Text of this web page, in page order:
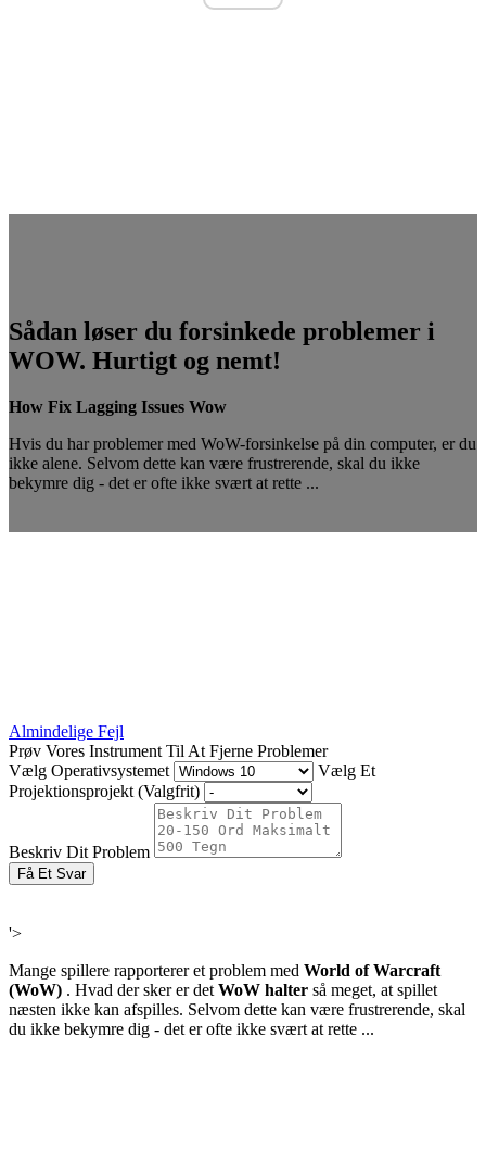
Sådan løser du forsinkede problemer i
WOW. Hurtigt og nemt!
How Fix Lagging Issues Wow
Hvis du har problemer med WoW-forsinkelse på din computer, er du
ikke alene. Selvom dette kan være frustrerende, skal du ikke
bekymre dig - det er ofte ikke svært at rette ...
Almindelige Fejl
Prøv Vores Instrument Til At Fjerne Problemer
Vælg Operativsystemet
Vælg Et
Projektionsprojekt (Valgfrit)
Beskriv Dit Problem
Få Et Svar
'>
Mange spillere rapporterer et problem med World of Warcraft
(WoW) . Hvad der sker er det WoW halter så meget, at spillet
næsten ikke kan afspilles. Selvom dette kan være frustrerende, skal
du ikke bekymre dig - det er ofte ikke svært at rette ...